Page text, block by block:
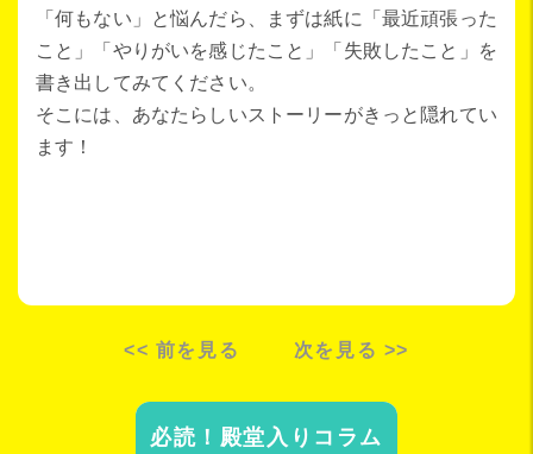
「何もない」と悩んだら、まずは紙に「最近頑張った
こと」「やりがいを感じたこと」「失敗したこと」を
書き出してみてください。
そこには、あなたらしいストーリーがきっと隠れてい
ます！
<< 前を見る 次を見る >>
必読！殿堂入りコラム